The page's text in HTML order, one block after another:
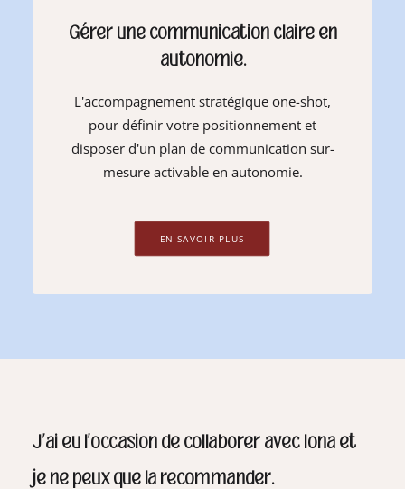
Gérer une communication claire en
autonomie.
L'accompagnement stratégique one-shot,
pour définir votre positionnement et
disposer d'un plan de communication sur-
mesure activable en autonomie.
EN SAVOIR PLUS
J’ai eu l’occasion de collaborer avec Iona et
je ne peux que la recommander.